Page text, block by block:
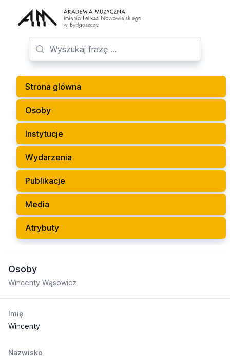
Strona glówna
Osoby
Instytucje
Wydarzenia
Publikacje
Media
Atrybuty
Osoby
Wincenty Wąsowicz
Imię
Wincenty
Nazwisko